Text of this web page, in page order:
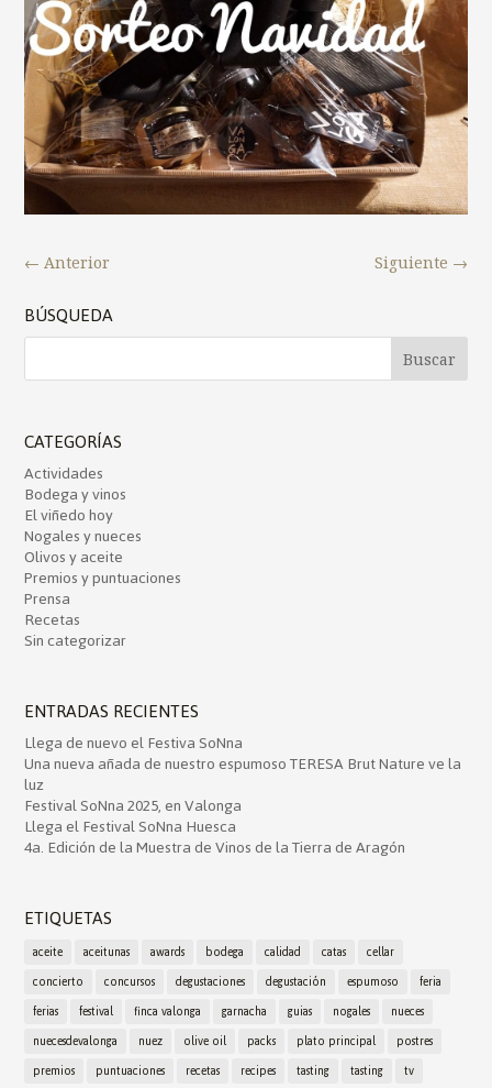
←Anterior Siguiente →
BÚSQUEDA
CATEGORÍAS
Actividades
Bodega y vinos
El viñedo hoy
Nogales y nueces
Olivos y aceite
Premios y puntuaciones
Prensa
Recetas
Sin categorizar
ENTRADAS RECIENTES
Llega de nuevo el Festiva SoNna
Una nueva añada de nuestro espumoso TERESA Brut Nature ve la
luz
Festival SoNna 2025, en Valonga
Llega el Festival SoNna Huesca
4a. Edición de la Muestra de Vinos de la Tierra de Aragón
ETIQUETAS
aceite aceitunas awards bodega calidad catas
cellar
concierto
concursos degustaciones degustación espumoso
feria
ferias
festival finca valonga garnacha guias nogales
nueces
nuecesdevalonga
nuez olive oil packs plato principal
postres
premios
puntuaciones recetas recipes tasting tasting
tv